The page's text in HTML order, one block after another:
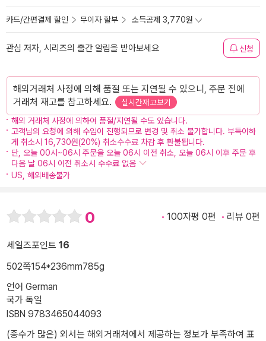
카드/간편결제 할인 무이자 할부 소득공제 3,770원
관심 저자, 시리즈의 출간 알림을 받아보세요 신청
해외거래처 사정에 의해 품절 또는 지연될 수 있으니, 주문 전에
거래처 재고를 참고하세요.
실시간재고보기
해외 거래처 사정에 의하여 품절/지연될 수도 있습니다.
고객님의 요청에 의해 수입이 진행되므로 변경 및 취소 불가합니다. 부득이하
게 취소시 16,730원(20%) 취소수수료 차감 후 환불됩니다.
단, 오늘 00시~06시 주문을 오늘 06시 이전 취소, 오늘 06시 이후 주문 후
다음 날 06시 이전 취소시 수수료 없음
US, 해외배송불가
0 100자평 0편 리뷰 0편
세일즈포인트 16
502쪽154*236mm785g
언어 German
국가 독일
ISBN 9783465044093
(종수가 많은) 외서는 해외거래처에서 제공하는 정보가 부족하여 표